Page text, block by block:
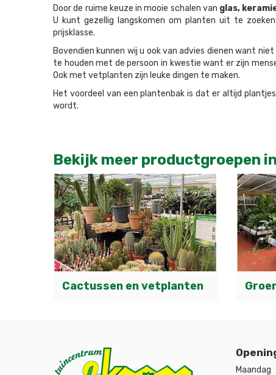
Door de ruime keuze in mooie schalen van glas,
U kunt gezellig langskomen om planten uit te
prijsklasse.
Bovendien kunnen wij u ook van advies dienen want
te houden met de persoon in kwestie want er zijn
Ook met vetplanten zijn leuke dingen te maken.
Het voordeel van een plantenbak is dat er altijd
wordt.
Bekijk meer productgroepen
Cactussen en vetplanten
Maandag